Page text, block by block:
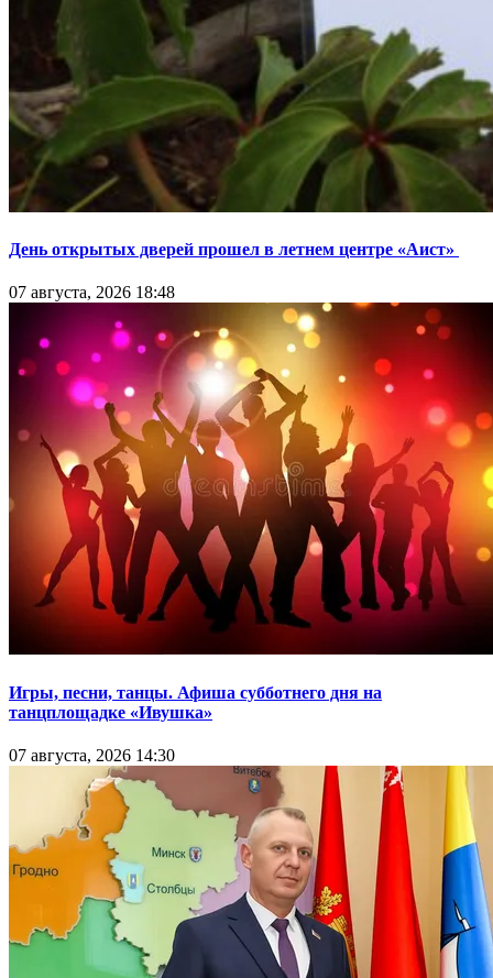
День открытых дверей прошел в летнем центре «Аист»
07 августа, 2026 18:48
Игры, песни, танцы. Афиша субботнего дня на
танцплощадке «Ивушка»
07 августа, 2026 14:30